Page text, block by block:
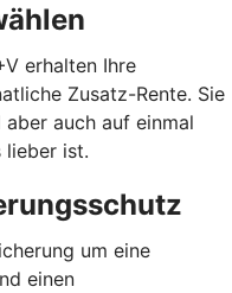
erhalten Ihre
Zusatz-Rente. Sie
auch auf einmal
lieber ist.
um eine
einen